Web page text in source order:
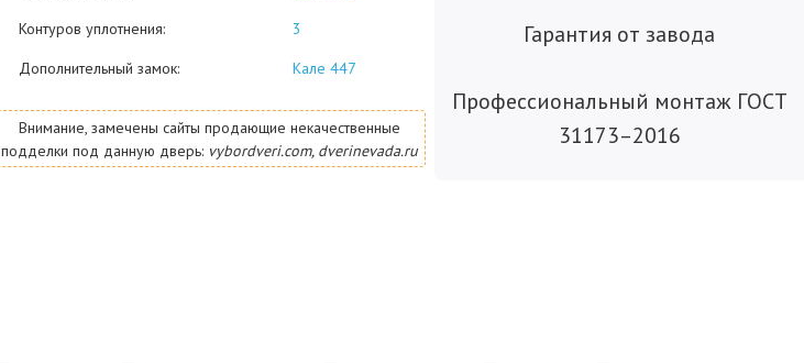
Контуров уплотнения:
3
Дополнительный замок:
Кале 447
Внимание, замечены сайты продающие некачественные
подделки под данную дверь: vybordveri.com, dverinevada.ru
Гарантия от завода
Профессиональный монтаж ГОСТ
31173–2016